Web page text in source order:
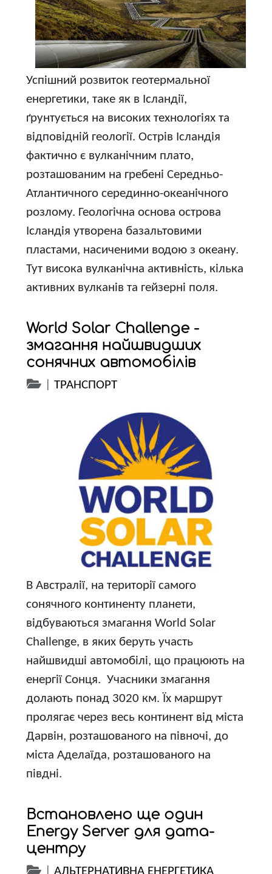
Успішний розвиток геотермальної
енергетики, таке як в Ісландії,
ґрунтується на високих технологіях та
відповідній геології. Острів Ісландія
фактично є вулканічним плато,
розташованим на гребені Середньо-
Атлантичного серединно-океанічного
розлому. Геологічна основа острова
Ісландія утворена базальтовими
пластами, насиченими водою з океану.
Тут висока вулканічна активність, кілька
активних вулканів та гейзерні поля.
World Solar Challenge -
змагання найшвидших
сонячних автомобілів
|ТРАНСПОРТ
В Австралії, на території самого
сонячного континенту планети,
відбуваються змагання World Solar
Challenge, в яких беруть участь
найшвидші автомобілі, що працюють на
енергії Сонця. Учасники змагання
долають понад 3020 км. Їх маршрут
пролягає через весь континент від міста
Дарвін, розташованого на півночі, до
міста Аделаїда, розташованого на
півдні.
Встановлено ще один
Energy Server для дата-
центру
|АЛЬТЕРНАТИВНА ЕНЕРГЕТИКА